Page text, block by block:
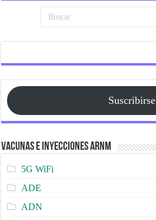
Suscribirse
Vacunas e Inyecciones ARNm
5G WiFi
ADE
ADN